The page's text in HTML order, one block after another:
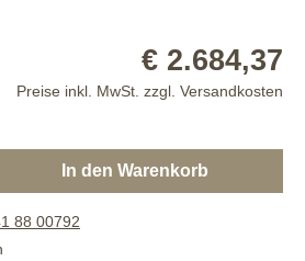
€ 2.684,37
Preise inkl. MwSt. zzgl. Versandkosten
In den Warenkorb
88 00792